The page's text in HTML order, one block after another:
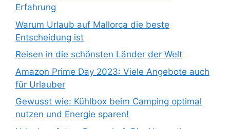
Erfahrung
Warum Urlaub auf Mallorca die beste
Entscheidung ist
Reisen in die schönsten Länder der Welt
Amazon Prime Day 2023: Viele Angebote auch
für Urlauber
Gewusst wie: Kühlbox beim Camping optimal
nutzen und Energie sparen!